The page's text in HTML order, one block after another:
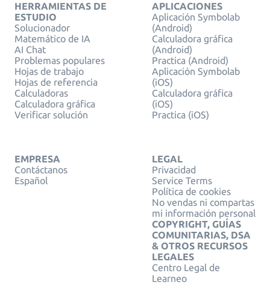
HERRAMIENTAS DE
ESTUDIO
Solucionador
Matemático de IA
AI Chat
Problemas populares
Hojas de trabajo
Hojas de referencia
Calculadoras
Calculadora gráfica
Verificar solución
APLICACIONES
Aplicación Symbolab
(Android)
Calculadora gráfica
(Android)
Practica (Android)
Aplicación Symbolab
(iOS)
Calculadora gráfica
(iOS)
Practica (iOS)
EMPRESA
Contáctanos
Español
LEGAL
Privacidad
Service Terms
Política de cookies
No vendas ni compartas
mi información personal
COPYRIGHT, GUÍAS
COMUNITARIAS, DSA
& OTROS RECURSOS
LEGALES
Centro Legal de
Learneo